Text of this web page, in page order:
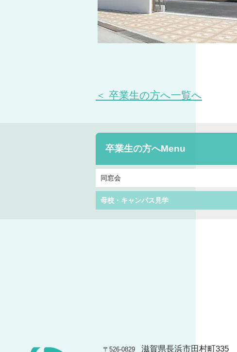
＜ 卒業生の方へ一覧へ
卒業生の方へ
同窓会
母校・キャンパス見学
〒526-0829 滋賀県長浜市田村町335